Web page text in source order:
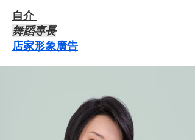
自介 ​
​舞蹈專長
店家形象廣告